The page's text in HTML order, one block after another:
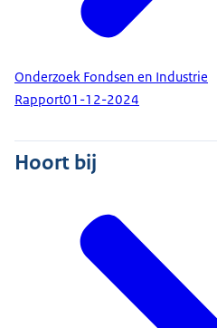
Onderzoek Fondsen en Industrie
Rapport01-12-2024
Hoort bij